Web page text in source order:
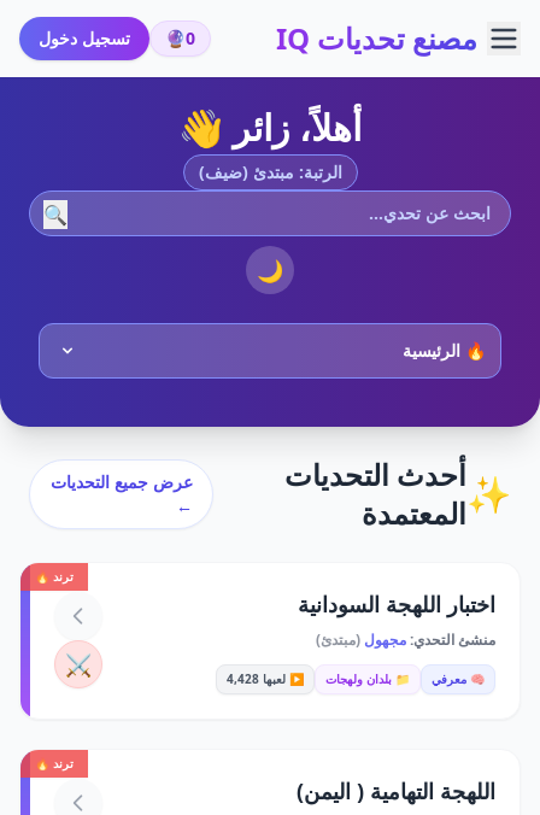
مصنع تحديات IQ 0
🔮 تسجيل دخول
أهلاً، زائر 👋
الرتبة: مبتدئ (ضيف)
🔍
🌙
✨أحدث التحديات
المعتمدة
عرض جميع التحديات
←
ترند 🔥
اختبار اللهجة السودانية
منشئ التحدي:مجهول (مبتدئ)
🧠 معرفي 📁 بلدان ولهجات ▶️ لعبها 4,428 ⚔️
ترند 🔥
اللهجة التهامية ( اليمن)